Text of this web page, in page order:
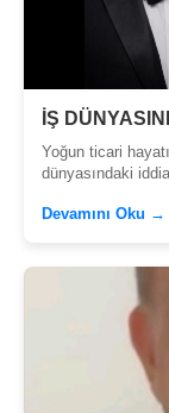
İŞ
Yoğun ticari
dünyasındaki
Devamını Oku →